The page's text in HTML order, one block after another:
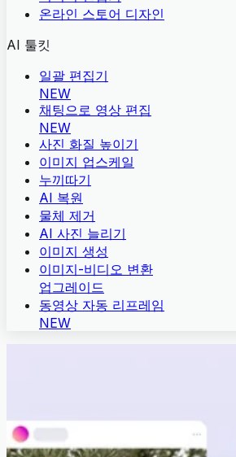
온라인 스토어 디자인
AI 툴킷
일괄 편집기
NEW
채팅으로 영상 편집
NEW
사진 화질 높이기
이미지 업스케일
누끼따기
AI 복원
물체 제거
AI 사진 늘리기
이미지 생성
이미지-비디오 변환
업그레이드
동영상 자동 리프레임
NEW